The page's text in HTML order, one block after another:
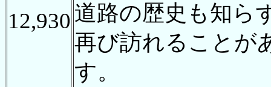
12,930 道路の歴史も知ら
再び訪れることが
す。